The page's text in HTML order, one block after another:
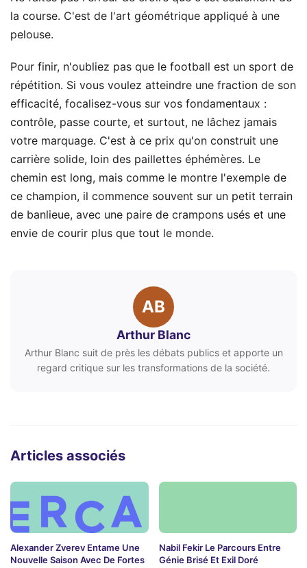
la course. C'est de l'art géométrique appliqué à une
pelouse.
Pour finir, n'oubliez pas que le football est un sport de
répétition. Si vous voulez atteindre une fraction de son
efficacité, focalisez-vous sur vos fondamentaux :
contrôle, passe courte, et surtout, ne lâchez jamais
votre marquage. C'est à ce prix qu'on construit une
carrière solide, loin des paillettes éphémères. Le
chemin est long, mais comme le montre l'exemple de
ce champion, il commence souvent sur un petit terrain
de banlieue, avec une paire de crampons usés et une
envie de courir plus que tout le monde.
AB
Arthur Blanc
Arthur Blanc suit de près les débats publics et apporte un
regard critique sur les transformations de la société.
Articles associés
Alexander Zverev Entame Une
Nouvelle Saison Avec De Fortes
Nabil Fekir Le Parcours Entre
Génie Brisé Et Exil Doré